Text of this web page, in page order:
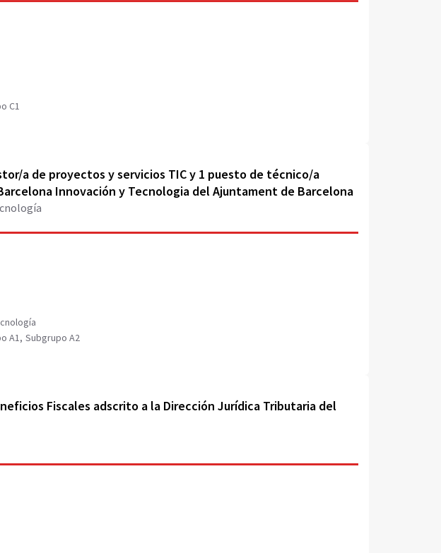
C1
a de proyectos y servicios TIC y 1 puesto de técnico/a
Innovación y Tecnologia del Ajuntament de Barcelona
A1, Subgrupo A2
Fiscales adscrito a la Dirección Jurídica Tributaria del